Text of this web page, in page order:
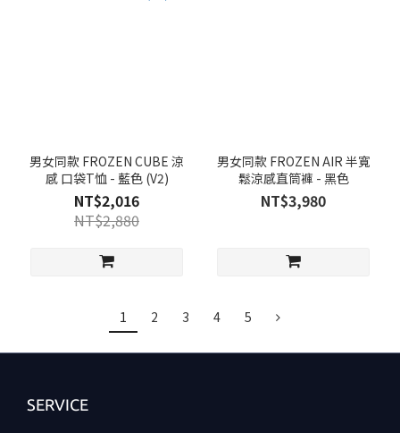
男女同款 FROZEN CUBE 涼
感 口袋T恤 - 藍色 (V2)
NT$2,016
NT$2,880
男女同款 FROZEN AIR 半寬
鬆涼感直筒褲 - 黑色
NT$3,980
1 2 3 4 5
SERVICE